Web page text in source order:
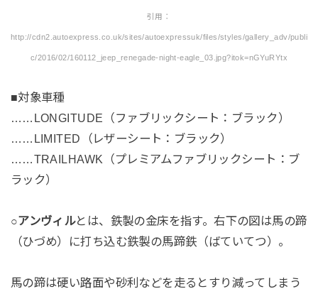
引用：
http://cdn2.autoexpress.co.uk/sites/autoexpressuk/files/styles/gallery_adv/publi
c/2016/02/160112_jeep_renegade-night-eagle_03.jpg?itok=nGYuRYtx
■対象車種
……LONGITUDE（ファブリックシート：ブラック）
……LIMITED（レザーシート：ブラック）
……TRAILHAWK（プレミアムファブリックシート：ブ
ラック）
○アンヴィルとは、鉄製の金床を指す。右下の図は馬の蹄
（ひづめ）に打ち込む鉄製の馬蹄鉄（ばていてつ）。
馬の蹄は硬い路面や砂利などを走るとすり減ってしまう